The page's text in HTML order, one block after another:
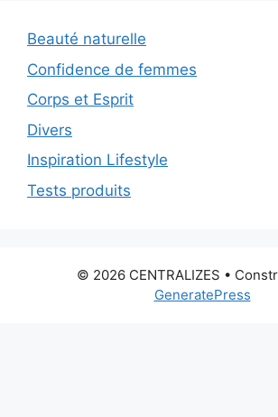
Beauté naturelle
Confidence de femmes
Corps et Esprit
Divers
Inspiration Lifestyle
Tests produits
© 2026 CENTRALIZES •
GeneratePress